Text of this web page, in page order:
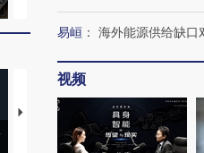
心“花钱找虐”？
毒品
【推广】走进第四届链博
会，让数智科技“链”接产
【特别
有意思的
易峘 ： 海外能源供给缺口
视频